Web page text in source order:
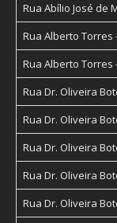
Rua Abílio José
Rua Alberto
Rua Alberto
Rua Dr. Oliveira
Rua Dr. Oliveira
Rua Dr. Oliveira
Rua Dr. Oliveira
Rua Dr. Oliveira